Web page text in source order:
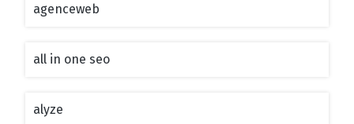
agenceweb
all in one seo
alyze